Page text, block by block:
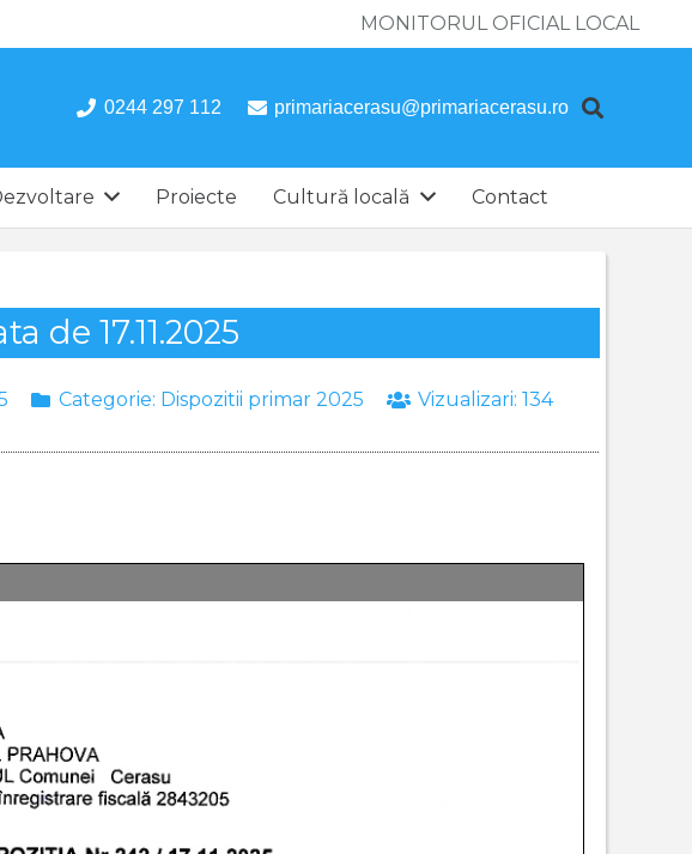
MONITORUL OFICIAL LOCAL
0244 297 112 primariacerasu@primariacerasu.ro
Proiecte Cultură locală Contact
de 17.11.2025
Categorie: Dispozitii primar 2025 Vizualizari:134